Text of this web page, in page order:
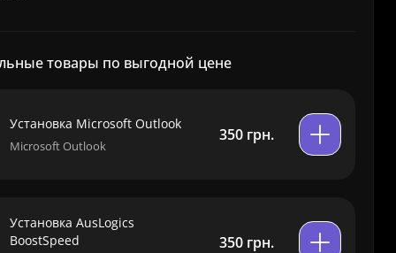
товары по выгодной цене
Установка Microsoft Outlook
Microsoft Outlook
350 грн.
Установка AusLogics
BoostSpeed
350 грн.